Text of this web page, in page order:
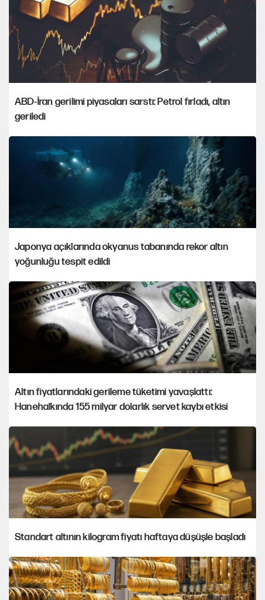
ABD-İran gerilimi piyasaları sarstı: Petrol fırladı, altın
geriledi
Japonya açıklarında okyanus tabanında rekor altın
yoğunluğu tespit edildi
Altın fiyatlarındaki gerileme tüketimi yavaşlattı:
Hanehalkında 155 milyar dolarlık servet kaybı etkisi
Standart altının kilogram fiyatı haftaya düşüşle başladı